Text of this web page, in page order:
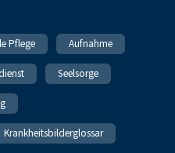
Pflege Aufnahme
Seelsorge
Krankheitsbilderglossar